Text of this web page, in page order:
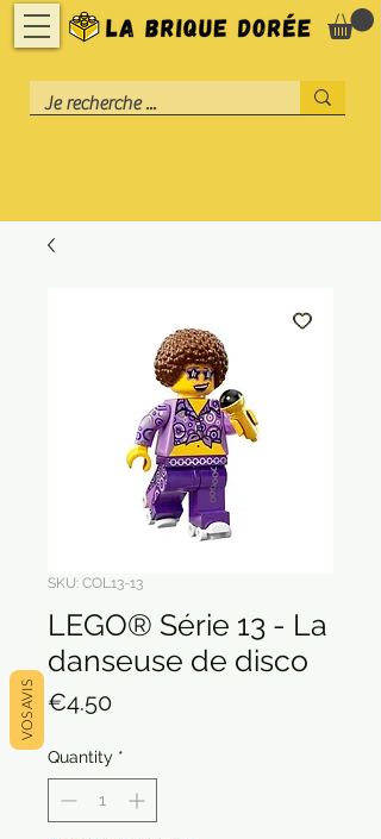
SKU: COL13-13
LEGO® Série 13 - La
danseuse de disco
€4.50Price
Quantity *
VOS AVIS